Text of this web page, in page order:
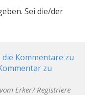
Sei die/der
Kommentare zu
zu
Erker? Registriere